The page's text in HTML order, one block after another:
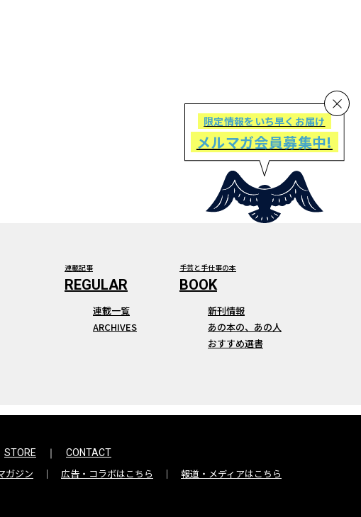
限定情報をいち早くお届け
メルマガ会員募集中!
連載記事
連載一覧
ARCHIVES
手芸と手仕事の本
新刊情報
あの本の、あの人
おすすめ選書
STORE CONTACT
ガジン 広告・コラボはこちら 報道・メディアはこちら